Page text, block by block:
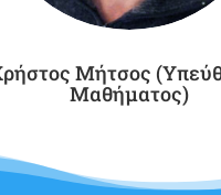
Μήτσος
Μαθήματος)